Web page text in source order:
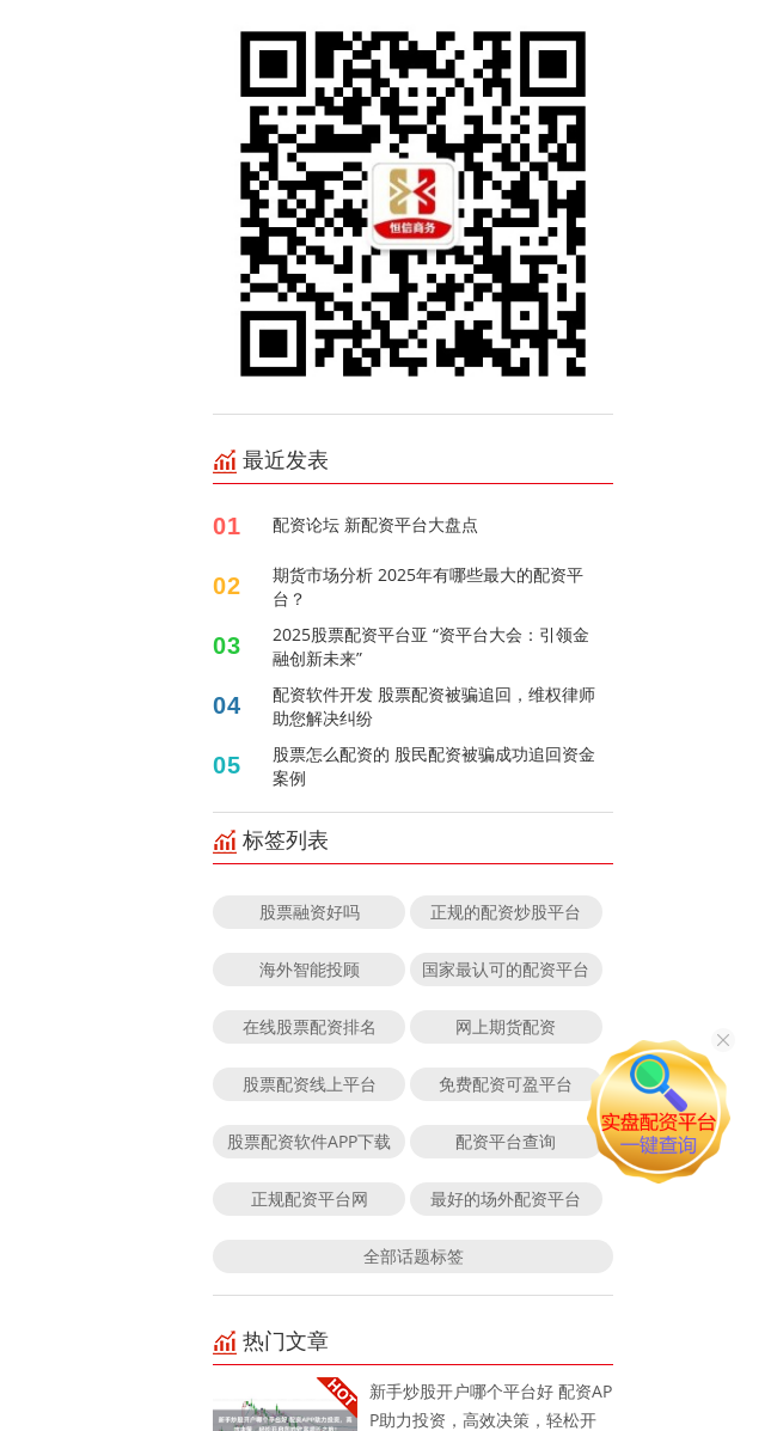
最近发表
01 配资论坛 新配资平台大盘点
02
期货市场分析 2025年有哪些最大的配资平
台？
03
2025股票配资平台亚 “资平台大会：引领金
融创新未来”
04
配资软件开发 股票配资被骗追回，维权律师
助您解决纠纷
05
股票怎么配资的 股民配资被骗成功追回资金
案例
标签列表
股票融资好吗 正规的配资炒股平台
海外智能投顾 国家最认可的配资平台
在线股票配资排名 网上期货配资
股票配资线上平台 免费配资可盈平台
股票配资软件APP下载 配资平台查询
正规配资平台网 最好的场外配资平台
全部话题标签
热门文章
新手炒股开户哪个平台好 配资AP
P助力投资，高效决策，轻松开